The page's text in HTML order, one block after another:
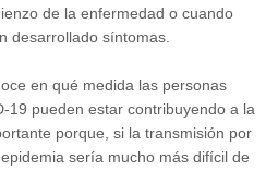
de la enfermedad o cuando
desarrollado síntomas.
en qué medida las personas
19 pueden estar contribuyendo a la
porque, si la transmisión por
sería mucho más difícil de